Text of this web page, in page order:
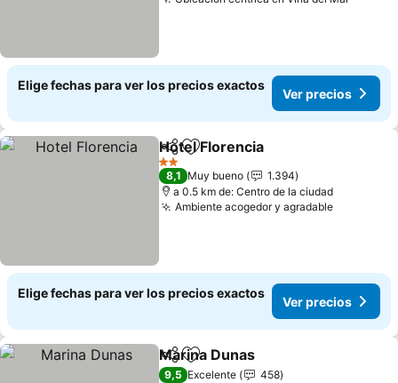
Elige fechas para ver los precios exactos
Ver precios
CompartirAgregar a favoritos
Hotel Florencia
2 Estrellas
8,1 Muy bueno
1.394
a 0.5 km de: Centro de la ciudad
Ambiente acogedor y agradableVer
Elige fechas para ver los precios exactos
Ver precios
CompartirAgregar a favoritos
Marina Dunas
9,5 Excelente
458